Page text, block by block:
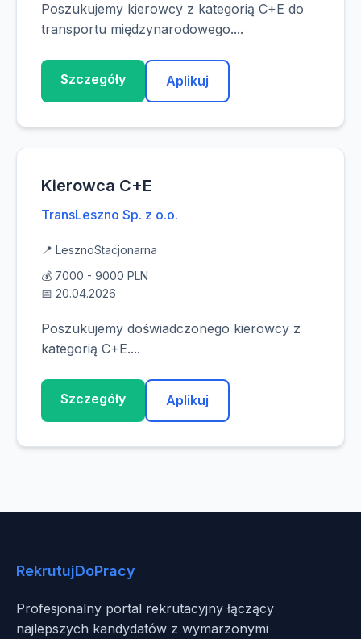
Poszukujemy kierowcy z kategorią C+E do
transportu międzynarodowego....
Szczegóły Aplikuj
Kierowca C+E
TransLeszno Sp. z o.o.
📍 LesznoStacjonarna
💰 7000 - 9000 PLN
📅 20.04.2026
Poszukujemy doświadczonego kierowcy z
kategorią C+E....
Szczegóły Aplikuj
RekrutujDoPracy
Profesjonalny portal rekrutacyjny łączący
najlepszych kandydatów z wymarzonymi